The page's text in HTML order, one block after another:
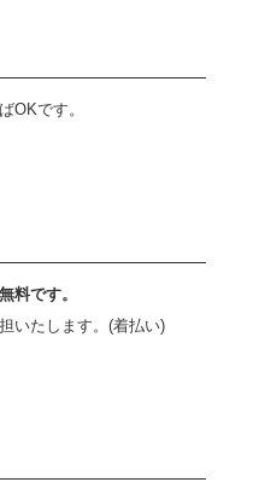
OKです。
料です。
いたします。(着払い)